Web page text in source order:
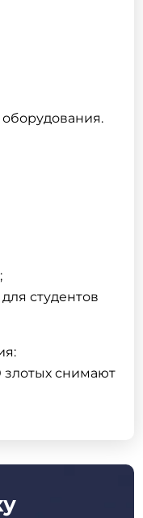
студентов
злотых снимают